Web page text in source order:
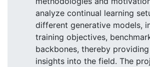
analyze continual learning
different generative models,
training objectives,
backbones, thereby
insights into the field. The